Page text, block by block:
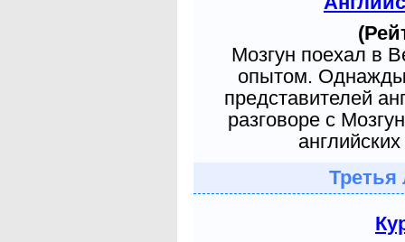
Мозгун поехал в
опытом. Однажды
представителей
разговоре с
Третья